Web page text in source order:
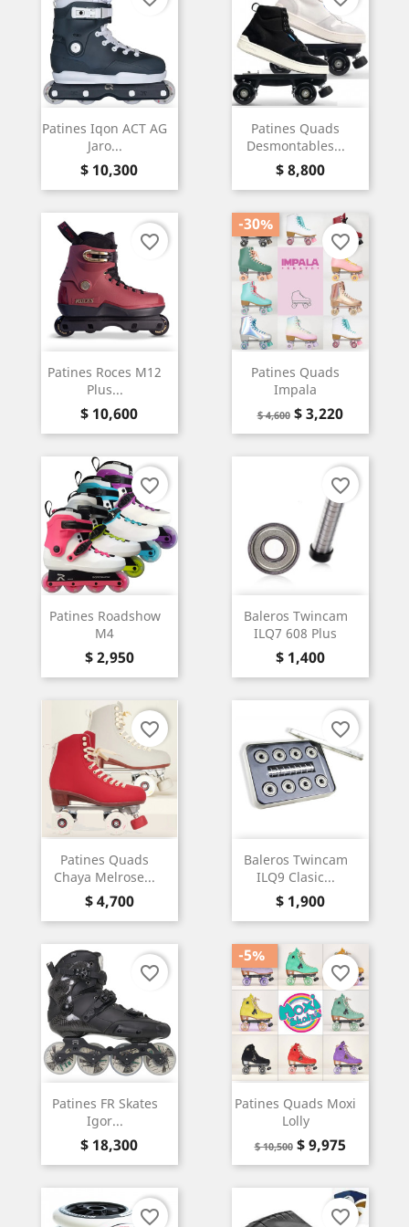
Patines Iqon ACT AG
Jaro...
Precio
$ 10,300
Patines Quads
Desmontables...
Precio
$ 8,800
Patines Roces M12
Plus...
Precio
$ 10,600
favorite_border
Patines Quads
Impala
Precio
base
$ 4,600 Precio
$ 3,220
-30%
favorite_border
Patines Roadshow
M4
Precio
$ 2,950
favorite_border
Baleros Twincam
ILQ7 608 Plus
Precio
$ 1,400
favorite_border
Patines Quads
Chaya Melrose...
Precio
$ 4,700
favorite_border
Baleros Twincam
ILQ9 Clasic...
Precio
$ 1,900
favorite_border
Patines FR Skates
Igor...
Precio
$ 18,300
favorite_border
Patines Quads Moxi
Lolly
Precio
base
$ 10,500 Precio
$ 9,975
-5%
favorite_border
favorite_border favorite_border